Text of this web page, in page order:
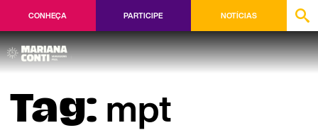
CONHEÇA PARTICIPE NOTÍCIAS
Tag: mpt